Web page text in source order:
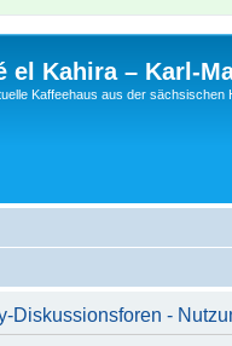
el Kahira – Karl-
Kaffeehaus aus der
Diskussionsforen -